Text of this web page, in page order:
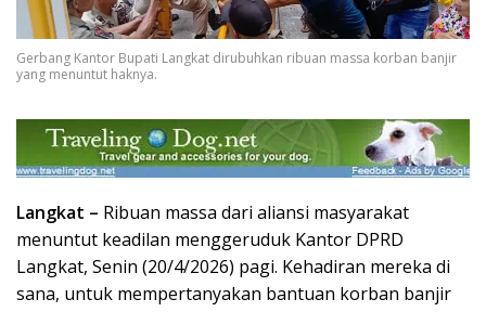
Gerbang Kantor Bupati Langkat dirubuhkan ribuan massa korban banjir
yang menuntut haknya.
Langkat – Ribuan massa dari aliansi masyarakat
menuntut keadilan menggeruduk Kantor DPRD
Langkat, Senin (20/4/2026) pagi. Kehadiran mereka di
sana, untuk mempertanyakan bantuan korban banjir